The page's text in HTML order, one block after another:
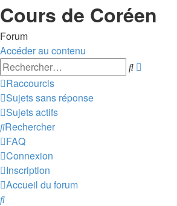
Cours de Coréen
Forum
Accéder au contenu
Rechercher
Raccourcis
Sujets sans réponse
Sujets actifs
Rechercher
FAQ
Connexion
Inscription
Accueil du forum
Rechercher